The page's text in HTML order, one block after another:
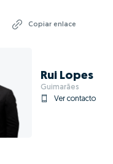
Copiar enlace
Rui Lopes
Guimarães
Ver contacto